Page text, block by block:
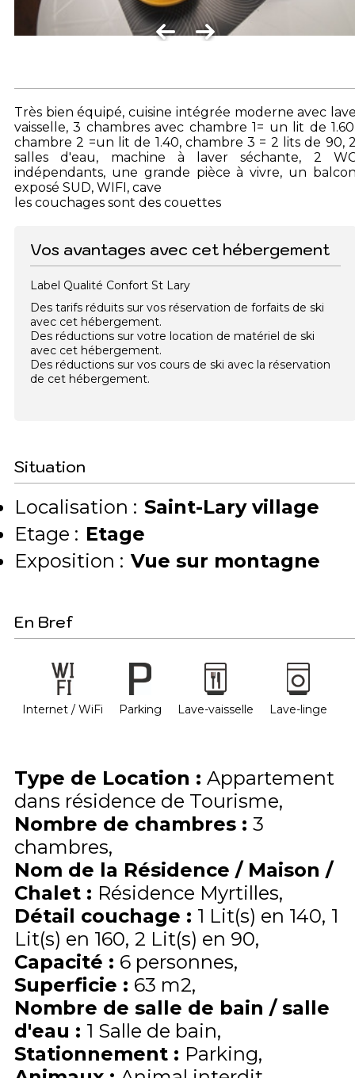
Très bien équipé, cuisine intégrée moderne avec
vaisselle, 3 chambres avec chambre 1= un lit de
chambre 2 =un lit de 1.40, chambre 3 = 2 lits de 90,
salles d'eau, machine à laver séchante, 2
indépendants, une grande pièce à vivre, un
exposé SUD, WIFI, cave
les couchages sont des couettes
Vos avantages avec cet hébergement
Label Qualité Confort St Lary
Des tarifs réduits sur vos réservation de forfaits de ski
avec cet hébergement.
Des réductions sur votre location de matériel de ski
avec cet hébergement.
Des réductions sur vos cours de ski avec la réservation
de cet hébergement.
Situation
Localisation : Saint-Lary village
Etage : Etage
Exposition : Vue sur montagne
En Bref
Internet / WiFi Parking Lave-vaisselle Lave-linge
Type de Location : Appartement
dans résidence de Tourisme
Nombre de chambres : 3
chambres
Nom de la Résidence / Maison /
Chalet : Résidence Myrtilles
Détail couchage : 1 Lit(s) en 140 1
Lit(s) en 160 2 Lit(s) en 90
Capacité : 6 personnes
Superficie : 63 m2
Nombre de salle de bain / salle
d'eau : 1 Salle de bain
Stationnement : Parking